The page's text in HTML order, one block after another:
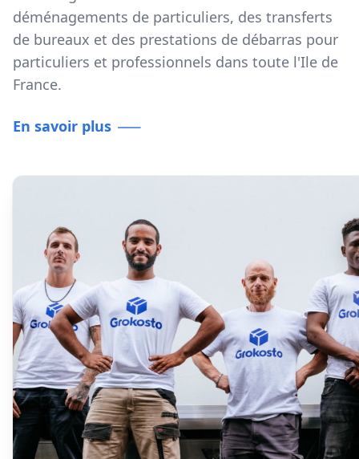
déménagements de particuliers, des transferts
de bureaux et des prestations de débarras pour
particuliers et professionnels dans toute l'Ile de
France.
En savoir plus